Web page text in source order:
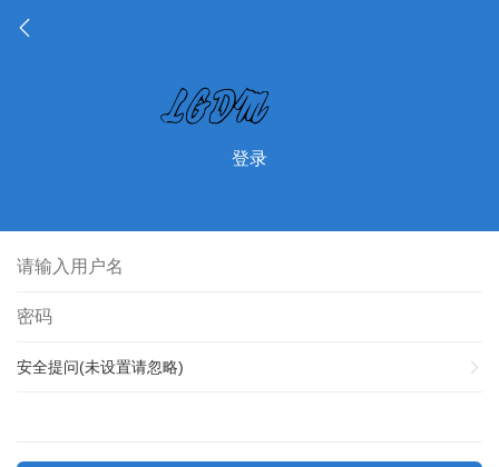
登录
安全提问(未设置请忽略)